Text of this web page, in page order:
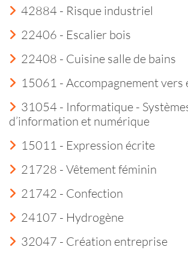
42884 - Risque industriel
22406 - Escalier bois
22408 - Cuisine salle de bains
15061 - Accompagnement vers
31054 - Informatique -
d’information et numérique
15011 - Expression écrite
21728 - Vêtement féminin
21742 - Confection
24107 - Hydrogène
32047 - Création entreprise